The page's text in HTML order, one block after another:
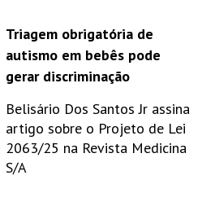
Triagem obrigatória de
autismo em bebês pode
gerar discriminação
Belisário Dos Santos Jr assina
artigo sobre o Projeto de Lei
2063/25 na Revista Medicina
S/A